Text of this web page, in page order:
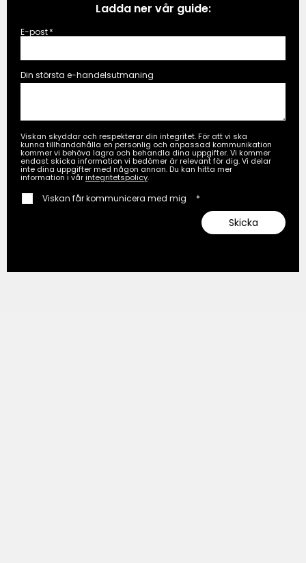
Ladda ner vår guide:
E-post*
Din största e-handelsutmaning
Viskan skyddar och respekterar din integritet. För att vi ska
kunna tillhandahålla en personlig och anpassad kommunikation
kommer vi behöva lagra och behandla dina uppgifter. Vi kommer
endast skicka information vi bedömer är relevant för dig. Vi delar
inte dina uppgifter med någon annan. Du kan hitta mer
information i vårintegritetspolicy.
Viskan får kommunicera med mig *